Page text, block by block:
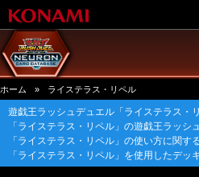
ホーム » ライステラス・リペル
遊戯王ラッシュデュエル「ライステラス・
「ライステラス・リペル」の遊戯王ラッシ
「ライステラス・リペル」の使い方に関す
「ライステラス・リペル」を使用したデッ